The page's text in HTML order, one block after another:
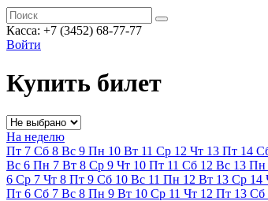
Касса: +7 (3452) 68-77-77
Войти
Купить билет
На неделю
Пт 7 Сб 8 Вс 9 Пн 10 Вт 11 Ср 12 Чт 13 Пт 14
Вс 6 Пн 7 Вт 8 Ср 9 Чт 10 Пт 11 Сб 12 Вс 13 Пн
6 Ср 7 Чт 8 Пт 9 Сб 10 Вс 11 Пн 12 Вт 13 Ср 14
Пт 6 Сб 7 Вс 8 Пн 9 Вт 10 Ср 11 Чт 12 Пт 13 Сб